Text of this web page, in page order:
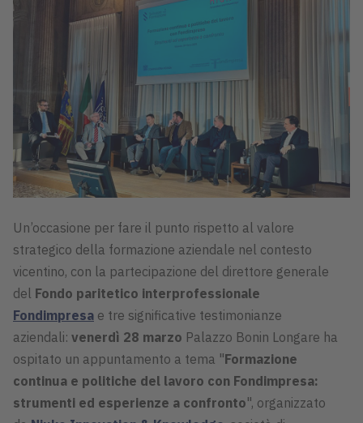
Un’occasione per fare il punto rispetto al valore
strategico della formazione aziendale nel contesto
vicentino, con la partecipazione del direttore generale
del Fondo paritetico interprofessionale
Fondimpresa e tre significative testimonianze
aziendali: venerdì 28 marzo Palazzo Bonin Longare ha
ospitato un appuntamento a tema "Formazione
continua e politiche del lavoro con Fondimpresa:
strumenti ed esperienze a confronto", organizzato